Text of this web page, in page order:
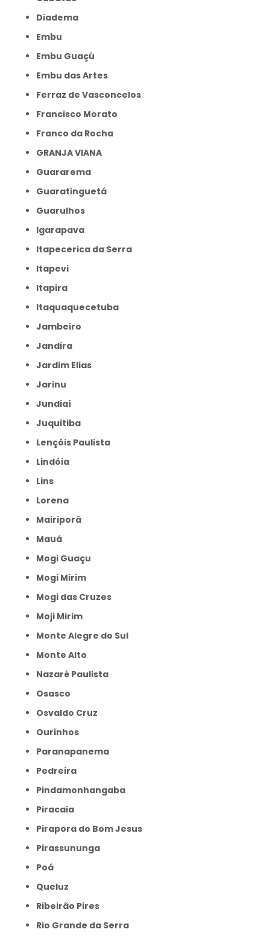
Diadema
Embu
Embu Guaçú
Embu das Artes
Ferraz de Vasconcelos
Francisco Morato
Franco da Rocha
GRANJA VIANA
Guararema
Guaratinguetá
Guarulhos
Igarapava
Itapecerica da Serra
Itapevi
Itapira
Itaquaquecetuba
Jambeiro
Jandira
Jardim Elias
Jarinu
Jundiaí
Juquitiba
Lençóis Paulista
Lindóia
Lins
Lorena
Mairiporã
Mauá
Mogi Guaçu
Mogi Mirim
Mogi das Cruzes
Moji Mirim
Monte Alegre do Sul
Monte Alto
Nazaré Paulista
Osasco
Osvaldo Cruz
Ourinhos
Paranapanema
Pedreira
Pindamonhangaba
Piracaia
Pirapora do Bom Jesus
Pirassununga
Poá
Queluz
Ribeirão Pires
Rio Grande da Serra